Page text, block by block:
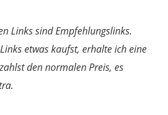
Links sind Empfehlungslinks.
etwas kaufst, erhalte ich eine
den normalen Preis, es